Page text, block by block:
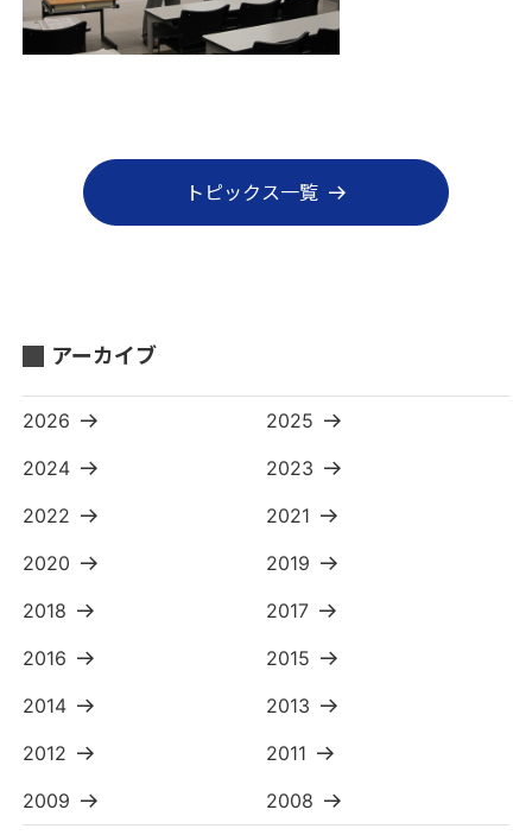
トピックス一覧
アーカイブ
2026
2025
2024
2023
2022
2021
2020
2019
2018
2017
2016
2015
2014
2013
2012
2011
2009
2008